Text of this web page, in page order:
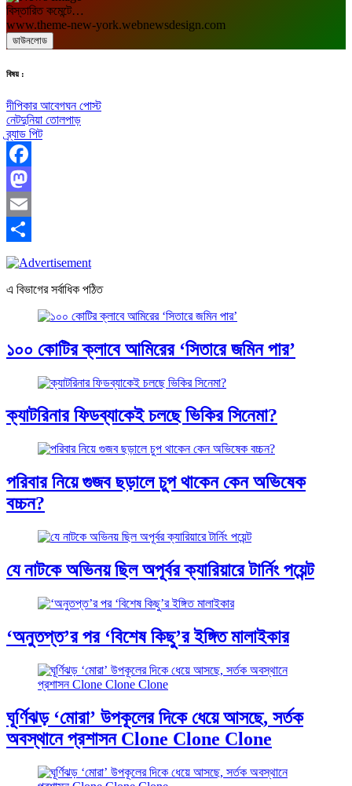
বিস্তারিত কমেন্টে…
www.theme-new-york.webnewsdesign.com
ডাউনলোড
বিষয় :
দীপিকার আবেগঘন পোস্ট
নেটদুনিয়া তোলপাড়
ব্র্যাড পিট
Facebook
Mastodon
Email
Share
এ বিভাগের সর্বাধিক পঠিত
১০০ কোটির ক্লাবে আমিরের ‘সিতারে জমিন পার’
ক্যাটরিনার ফিডব্যাকেই চলছে ভিকির সিনেমা?
পরিবার নিয়ে গুজব ছড়ালে চুপ থাকেন কেন অভিষেক
বচ্চন?
যে নাটকে অভিনয় ছিল অপূর্বর ক্যারিয়ারে টার্নিং পয়েন্ট
‘অনুতপ্ত’র পর ‘বিশেষ কিছু’র ইঙ্গিত মালাইকার
ঘূর্ণিঝড় ‘মোরা’ উপকূলের দিকে ধেয়ে আসছে, সর্তক
অবস্থানে প্রশাসন Clone Clone Clone